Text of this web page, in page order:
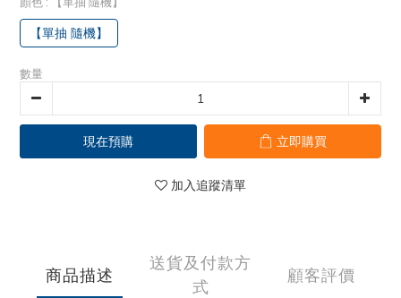
【單抽 隨機】
數量
現在預購 立即購買
加入追蹤清單
商品描述
送貨及付款方
式
顧客評價